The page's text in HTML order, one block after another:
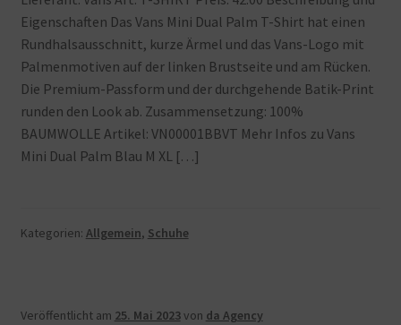
Eigenschaften Das Vans Mini Dual Palm T-Shirt hat einen
Rundhalsausschnitt, kurze Ärmel und das Vans-Logo mit
Palmenmotiven auf der linken Brustseite und am Rücken.
Die Premium-Passform und der durchgehende Batik-Print
runden den Look ab. Zusammensetzung: 100%
BAUMWOLLE Artikel: VN00001BBVT Mehr Infos zu Vans
Mini Dual Palm Blau M XL […]
Kategorien: Allgemein, Schuhe
Veröffentlicht am 25. Mai 2023von da Agency